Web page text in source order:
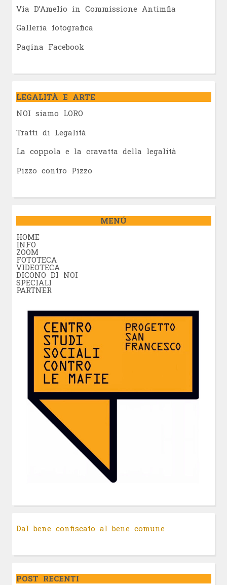
Via D’Amelio in Commissione Antimfia
Galleria fotografica
Pagina Facebook
LEGALITÀ E ARTE
NOI siamo LORO
Tratti di Legalità
La coppola e la cravatta della legalità
Pizzo contro Pizzo
MENÚ
HOME
INFO
ZOOM
FOTOTECA
VIDEOTECA
DICONO DI NOI
SPECIALI
PARTNER
Dal bene confiscato al bene comune
POST RECENTI